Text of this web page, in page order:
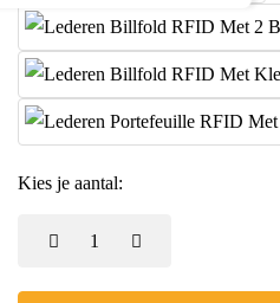
Kies je aantal: